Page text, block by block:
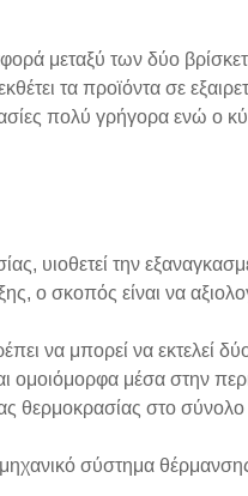
μεταξύ των δύο
τα προϊόντα σε
πολύ γρήγορα ενώ ο
υιοθετεί την
ο σκοπός είναι να
να μπορεί να εκτελεί δύο
ομοιόμορφα μέσα στην
θερμοκρασίας στο
σύστημα